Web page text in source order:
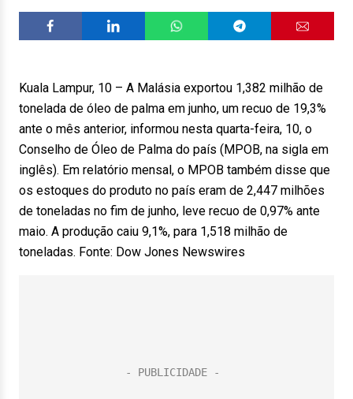
Kuala Lampur, 10 – A Malásia exportou 1,382 milhão de
tonelada de óleo de palma em junho, um recuo de 19,3%
ante o mês anterior, informou nesta quarta-feira, 10, o
Conselho de Óleo de Palma do país (MPOB, na sigla em
inglês). Em relatório mensal, o MPOB também disse que
os estoques do produto no país eram de 2,447 milhões
de toneladas no fim de junho, leve recuo de 0,97% ante
maio. A produção caiu 9,1%, para 1,518 milhão de
toneladas. Fonte: Dow Jones Newswires